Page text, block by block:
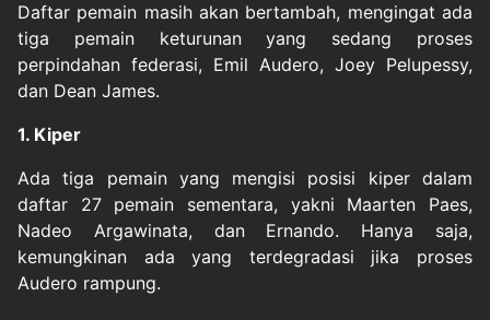
Daftar pemain masih akan bertambah, mengingat ada
tiga pemain keturunan yang sedang proses
perpindahan federasi, Emil Audero, Joey Pelupessy,
dan Dean James.
1. Kiper
Ada tiga pemain yang mengisi posisi kiper dalam
daftar 27 pemain sementara, yakni Maarten Paes,
Nadeo Argawinata, dan Ernando. Hanya saja,
kemungkinan ada yang terdegradasi jika proses
Audero rampung.